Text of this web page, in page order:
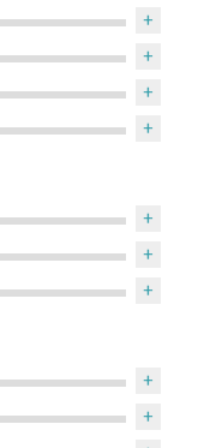
+
+
+
+
+
+
+
+
+